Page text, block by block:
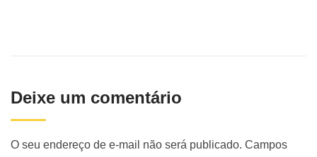
Deixe um comentário
O seu endereço de e-mail não será publicado. Campos